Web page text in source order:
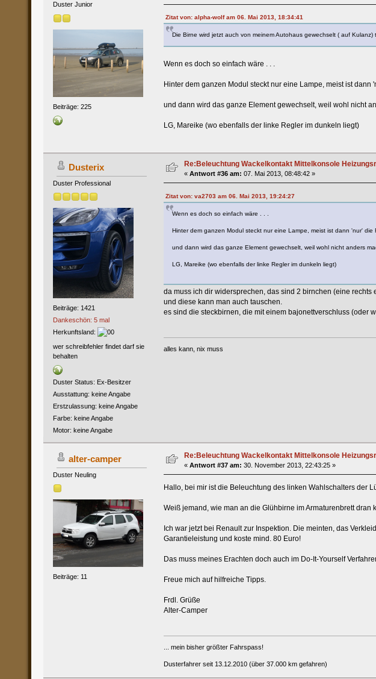
Duster Junior
Beiträge: 225
Zitat von: alpha-wolf am 06. Mai 2013, 18:34:41
Die Birne wird jetzt auch von meinem Autohaus gewechselt ( auf Kulanz)
Wenn es doch so einfach wäre . . .
Hinter dem ganzen Modul steckt nur eine Lampe, meist ist
und dann wird das ganze Element gewechselt, weil wohl nicht
LG, Mareike (wo ebenfalls der linke Regler im dunkeln liegt)
Dusterix
Duster Professional
Beiträge: 1421
Dankeschön: 5 mal
Herkunftsland:
wer schreibfehler findet darf sie
behalten
Duster Status: Ex-Besitzer
Ausstattung: keine Angabe
Erstzulassung: keine Angabe
Farbe: keine Angabe
Motor: keine Angabe
Re:Beleuchtung Wackelkontakt Mittelkonsole
« Antwort #36 am: 07. Mai 2013, 08:48:42 »
Zitat von: va2703 am 06. Mai 2013, 19:24:27
Wenn es doch so einfach wäre . . .
Hinter dem ganzen Modul steckt nur eine Lampe, meist ist dann 'nur'
und dann wird das ganze Element gewechselt, weil wohl nicht anders
LG, Mareike (wo ebenfalls der linke Regler im dunkeln liegt)
da muss ich dir widersprechen, das sind 2 birnchen (eine rechts
und diese kann man auch tauschen.
es sind die steckbirnen, die mit einem bajonettverschluss (oder
alles kann, nix muss
alter-camper
Duster Neuling
Beiträge: 11
Re:Beleuchtung Wackelkontakt Mittelkonsole
« Antwort #37 am: 30. November 2013, 22:43:25 »
Hallo, bei mir ist die Beleuchtung des linken Wahlschalters der
Weiß jemand, wie man an die Glühbirne im Armaturenbrett dran
Ich war jetzt bei Renault zur Inspektion. Die meinten, das
Garantieleistung und koste mind. 80 Euro!
Das muss meines Erachten doch auch im Do-It-Yourself
Freue mich auf hilfreiche Tipps.
Frdl. Grüße
Alter-Camper
... mein bisher größter Fahrspass!
Dusterfahrer seit 13.12.2010 (über 37.000 km gefahren)